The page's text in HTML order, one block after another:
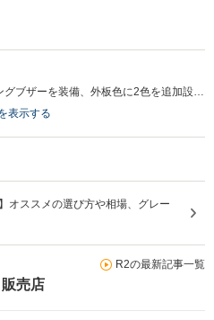
表示する
オススメの選び方や相場、グレー
R2の最新記事一覧
売店